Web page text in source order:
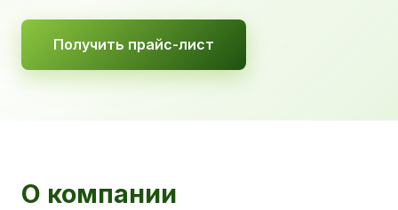
Получить прайс-лист
О компании